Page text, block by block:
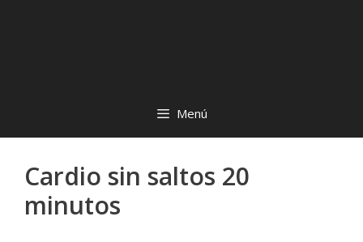
Menú
Cardio sin saltos 20
minutos